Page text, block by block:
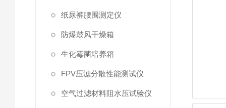
纸尿裤腰围测定仪
防爆鼓风干燥箱
生化霉菌培养箱
FPV压滤分散性能测试仪
空气过滤材料阻水压试验仪